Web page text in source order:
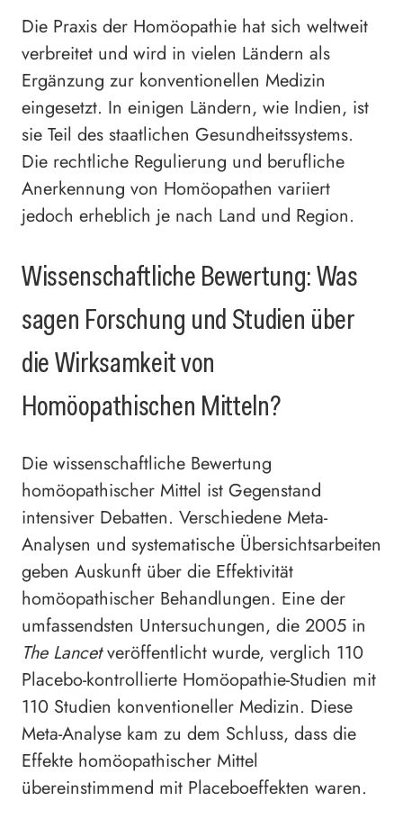
Die Praxis der Homöopathie hat sich weltweit
verbreitet und wird in vielen Ländern als
Ergänzung zur konventionellen Medizin
eingesetzt. In einigen Ländern, wie Indien, ist
sie Teil des staatlichen Gesundheitssystems.
Die rechtliche Regulierung und berufliche
Anerkennung von Homöopathen variiert
jedoch erheblich je nach Land und Region.
Wissenschaftliche Bewertung: Was
sagen Forschung und Studien über
die Wirksamkeit von
Homöopathischen Mitteln?
Die wissenschaftliche Bewertung
homöopathischer Mittel ist Gegenstand
intensiver Debatten. Verschiedene Meta-
Analysen und systematische Übersichtsarbeiten
geben Auskunft über die Effektivität
homöopathischer Behandlungen. Eine der
umfassendsten Untersuchungen, die 2005 in
The Lancetveröffentlicht wurde, verglich 110
Placebo-kontrollierte Homöopathie-Studien mit
110 Studien konventioneller Medizin. Diese
Meta-Analyse kam zu dem Schluss, dass die
Effekte homöopathischer Mittel
übereinstimmend mit Placeboeffekten waren.